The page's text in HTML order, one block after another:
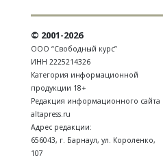
© 2001-2026
ООО “Свободный курс”
ИНН 2225214326
Категория информационной
продукции 18+
Редакция информационного сайта
altapress.ru
Адрес редакции:
656043, г. Барнаул, ул. Короленко,
107